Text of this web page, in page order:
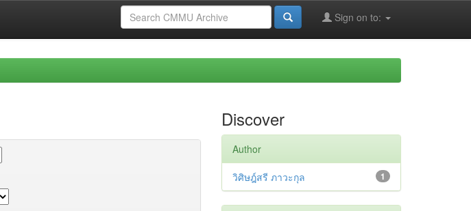
Sign on to:
Discover
Author
1
วิศิษฎ์สรี ภาวะกุล